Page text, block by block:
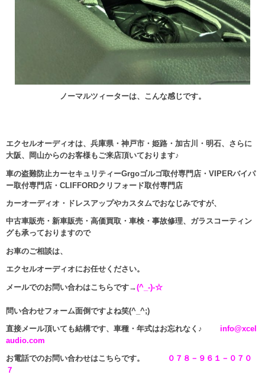
ノーマルツィーターは、こんな感じです。
エクセルオーディオは、兵庫県・神戸市・姫路・加古川・明石、さらに
大阪、岡山からのお客様もご来店頂いております♪
車の盗難防止カーセキュリティーGrgoゴルゴ取付専門店・VIPERバイパ
ー取付専門店・CLIFFORDクリフォード取付専門店
カーオーディオ・ドレスアップやカスタムでおなじみですが、
中古車販売・新車販売・高価買取・車検・事故修理、ガラスコーティン
グも承っておりますので
お車のご相談は、
エクセルオーディオにお任せください。
メールでのお問い合わはこちらです→(^_-)-☆
問い合わせフォーム面倒ですよね笑(^_^;)
直接メール頂いても結構です、車種・年式はお忘れなく♪
info@xcel
audio.com
お電話でのお問い合わせはこちらです。
０７８－９６１－０７０
７